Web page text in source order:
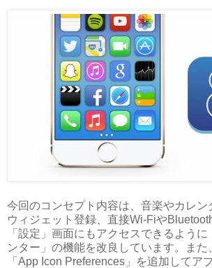
今回のコンセプト内容は、音楽やカレン
ウィジェット登録、直接Wi-Fiや
「設定」画面にもアクセスできるよう
ンター」の機能を改良しています。また
「App Icon Preferences」を追加してア